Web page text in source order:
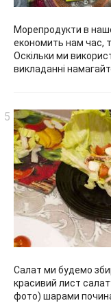
Морепродукти в
економить нам час,
Оскільки ми
викладанні
Салат ми будемо
красивий лист
фото) шарами